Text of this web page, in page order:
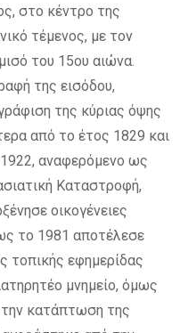
στο κέντρο της
τέμενος, με τον
του 15ου αιώνα.
της εισόδου,
της κύριας όψης
από το έτος 1829 και
αναφερόμενο ως
Καταστροφή,
οικογένειες
το 1981 αποτέλεσε
τοπικής εφημερίδας
μνημείο, όμως
κατάπτωση της